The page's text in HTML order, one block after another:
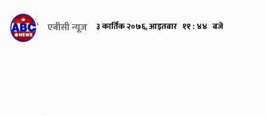
एबीसी न्यूज ३ कार्तिक २०७६, आइतबार ११ : ४४ बजे